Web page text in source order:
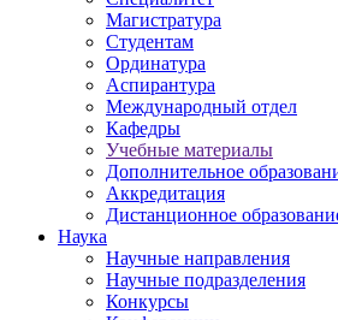
Магистратура
Студентам
Ординатура
Аспирантура
Международный отдел
Кафедры
Учебные материалы
Дополнительное
Аккредитация
Дистанционное
Наука
Научные направления
Научные подразделения
Конкурсы